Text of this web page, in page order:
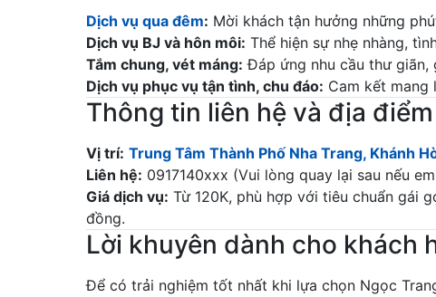
Dịch vụ qua đêm: Mời khách tận hưởng những
Dịch vụ BJ và hôn môi: Thể hiện sự nhẹ nhàng,
Tắm chung, vét máng: Đáp ứng nhu cầu thư giãn,
Dịch vụ phục vụ tận tình, chu đáo: Cam kết mang
Thông tin liên hệ và địa điểm
Vị trí: Trung Tâm Thành Phố Nha Trang, Khánh
Liên hệ: 0917140xxx (Vui lòng quay lại sau nếu
Giá dịch vụ: Từ 120K, phù hợp với tiêu chuẩn gái
đồng.
Lời khuyên dành cho khách
Để có trải nghiệm tốt nhất khi lựa chọn Ngọc